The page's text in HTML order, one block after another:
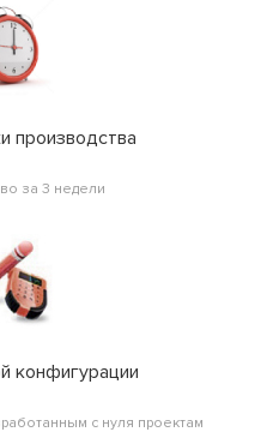
производства
за 3 недели
конфигурации
с нуля проектам